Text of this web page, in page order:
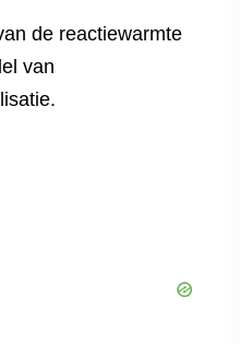
de reactiewarmte
van